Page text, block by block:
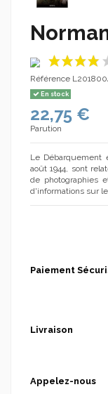
Référence
En stock
22,75 €
Parution
Le
août 1944, sont
de photographies
d'informations sur
Paiement
Livraison
Appelez-nous